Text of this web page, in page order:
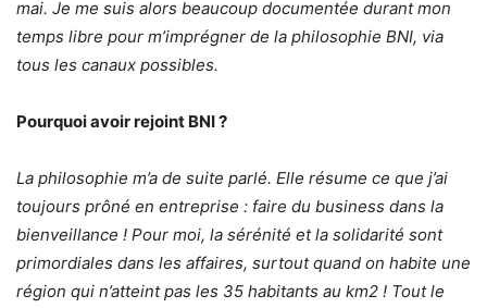
mai. Je me suis alors beaucoup documentée durant mon
temps libre pour m’imprégner de la philosophie BNI, via
tous les canaux possibles.
Pourquoi avoir rejoint BNI ?
La philosophie m’a de suite parlé. Elle résume ce que j’ai
toujours prôné en entreprise : faire du business dans la
bienveillance ! Pour moi, la sérénité et la solidarité sont
primordiales dans les affaires, surtout quand on habite une
région qui n’atteint pas les 35 habitants au km2 ! Tout le